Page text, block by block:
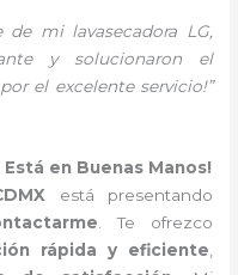
de mi lavasecadora LG,
y solucionaron el
el excelente servicio!”
Está en Buenas Manos!
está presentando
. Te ofrezco
rápida y eficiente,